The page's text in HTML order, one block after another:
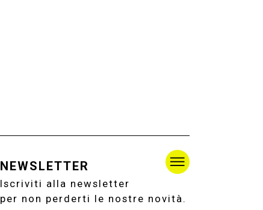
NEWSLETTER
Iscriviti alla newsletter
per non perderti le nostre novità.